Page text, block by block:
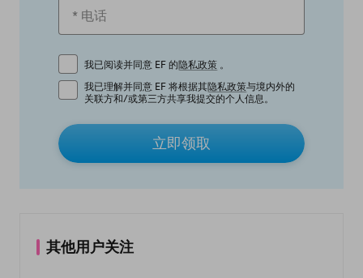
我已阅读并同意 EF 的隐私政策 。
我已理解并同意 EF 将根据其隐私政策与境内外的
关联方和/或第三方共享我提交的个人信息。
立即领取
其他用户关注